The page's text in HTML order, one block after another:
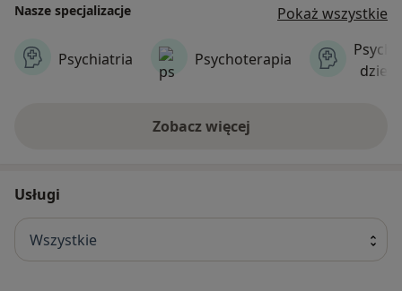
Nasze specjalizacje Pokaż wszystkie
Psychiatria Psychoterapia
Zobacz więcej
Usługi
Wszystkie